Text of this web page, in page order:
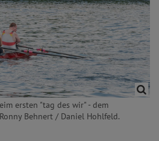
ersten "tag des wir" - dem
Behnert / Daniel Hohlfeld.